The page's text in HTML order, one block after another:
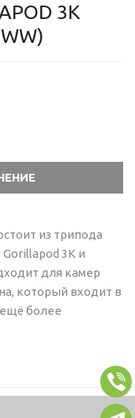
3K
из трипода
3К и
для камер
который входит в
более